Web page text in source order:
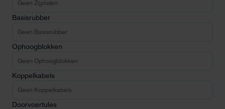
Basisrubber
Ophoogblokken
Koppelkabels
Doorvoertules